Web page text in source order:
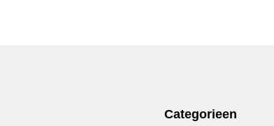
Categorieen